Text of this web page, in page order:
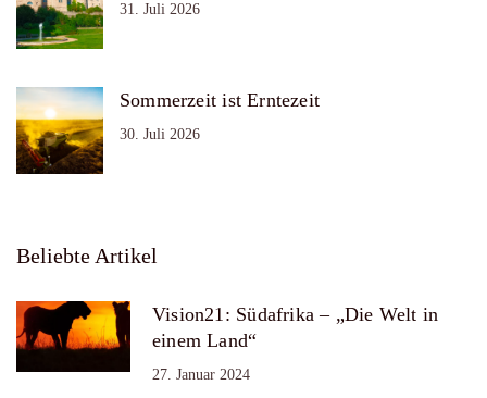
31. Juli 2026
Sommerzeit ist Erntezeit
30. Juli 2026
Beliebte Artikel
Vision21: Südafrika – „Die Welt in
einem Land“
27. Januar 2024